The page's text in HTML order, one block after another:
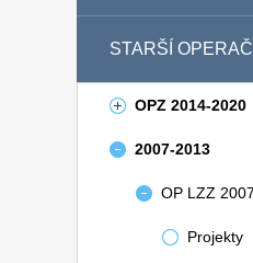
STARŠÍ
OPZ 2014-2020
2007-2013
OP LZZ
Projekty